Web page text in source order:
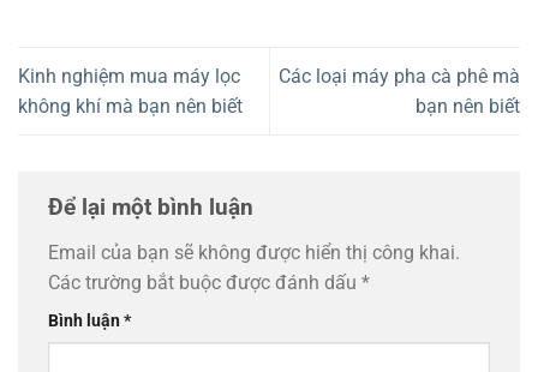
Kinh nghiệm mua máy lọc
không khí mà bạn nên biết
Các loại máy pha cà phê mà
bạn nên biết
Để lại một bình luận
Email của bạn sẽ không được hiển thị công khai.
Các trường bắt buộc được đánh dấu *
Bình luận*